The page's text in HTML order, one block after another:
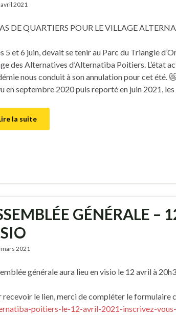
avril 2021
DE QUARTIERS POUR LE VILLAGE
5 et 6 juin, devait se tenir au Parc du Triangle
des Alternatives d’Alternatiba Poitiers. L’état
nous conduit à son annulation pour cet été.
en septembre 2020 puis reporté en juin 2021,
la suite
GÉNÉRALE –
2021
générale aura lieu en visio le 12 avril à
recevoir le lien, merci de compléter le formulaire
poitiers-le-12-avril-2021-inscrivez-